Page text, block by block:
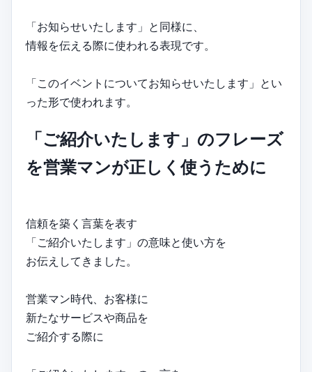
「お知らせいたします」と同様に、
情報を伝える際に使われる表現です。
「このイベントについてお知らせいたします」とい
った形で使われます。
「ご紹介いたします」のフレーズ
を営業マンが正しく使うために
信頼を築く言葉を表す
「ご紹介いたします」の意味と使い方を
お伝えしてきました。
営業マン時代、お客様に
新たなサービスや商品を
ご紹介する際に